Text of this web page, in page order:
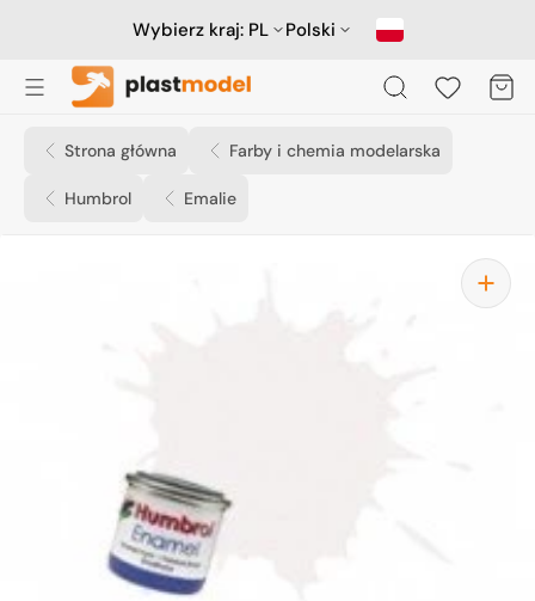
Wybierz kraj: PL Polski
Koszyk
Strona główna Farby i chemia modelarska
Humbrol Emalie